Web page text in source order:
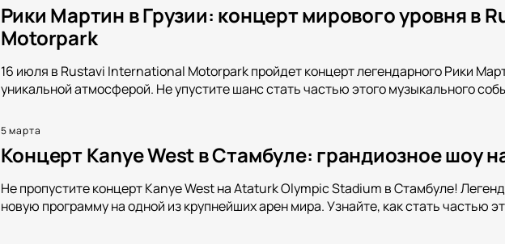
Рики Мартин в Грузии: концерт мирового уровня в
Motorpark
16 июля в Rustavi International Motorpark пройдет концерт легендарного Рики
уникальной атмосферой. Не упустите шанс стать частью этого музыкального
5 марта
Концерт Kanye West в Стамбуле: грандиозное шоу
Не пропустите концерт Kanye West на Ataturk Olympic Stadium в Стамбуле!
новую программу на одной из крупнейших арен мира. Узнайте, как стать частью